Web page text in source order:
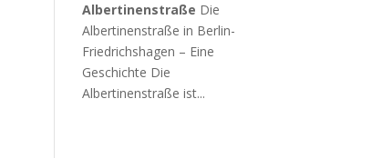
Albertinenstraße Die
Albertinenstraße in Berlin-
Friedrichshagen – Eine
Geschichte Die
Albertinenstraße ist...